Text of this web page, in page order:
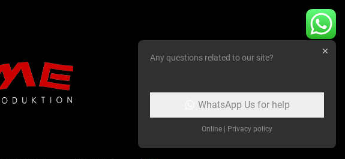
Any questions related to our site?
WhatsApp Us for help
Online | Privacy policy